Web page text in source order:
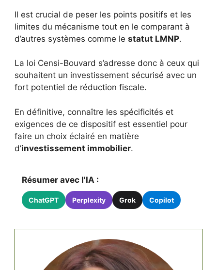
Il est crucial de peser les points positifs et les
limites du mécanisme tout en le comparant à
d’autres systèmes comme le statut LMNP.
La loi Censi-Bouvard s’adresse donc à ceux qui
souhaitent un investissement sécurisé avec un
fort potentiel de réduction fiscale.
En définitive, connaître les spécificités et
exigences de ce dispositif est essentiel pour
faire un choix éclairé en matière
d’investissement immobilier.
Résumer avec l'IA :
ChatGPT Perplexity Grok Copilot